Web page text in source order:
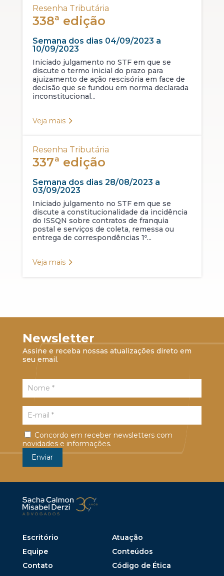
Resenha Tributária
338ª edição
Semana dos dias 04/09/2023 a
10/09/2023
Iniciado julgamento no STF em que se
discute o termo inicial do prazo para
ajuizamento de ação rescisória em face de
decisão que se fundou em norma declarada
inconstitucional...
Veja mais
Resenha Tributária
337ª edição
Semana dos dias 28/08/2023 a
03/09/2023
Iniciado julgamento no STF em que se
discute a constitucionalidade da incidência
do ISSQN sobre contratos de franquia
postal e serviços de coleta, remessa ou
entrega de correspondências 1º...
Veja mais
Newsletter
Assine e receba nossas atualizações direto em
seu email.
Concordo em receber newsletters com
novidades e informações.
Escritório
Atuação
Equipe
Conteúdos
Contato
Código de Ética